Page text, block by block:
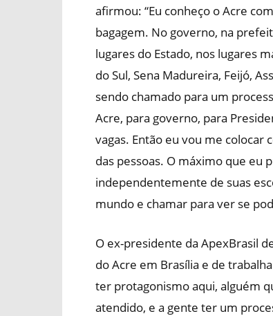
afirmou: “Eu conheço o Acre
bagagem. No governo, na
lugares do Estado, nos lugares
do Sul, Sena Madureira, Feijó,
sendo chamado para um
Acre, para governo, para
vagas. Então eu vou me colocar
das pessoas. O máximo que eu
independentemente de suas
mundo e chamar para ver se
O ex-presidente da ApexBrasil
do Acre em Brasília e de
ter protagonismo aqui, alguém
atendido, e a gente ter um